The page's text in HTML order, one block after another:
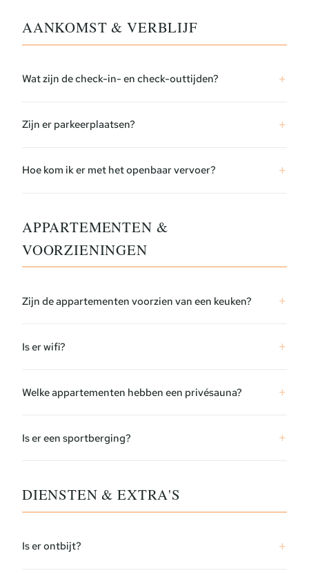
AANKOMST & VERBLIJF
Wat zijn de check-in- en check-outtijden?
Zijn er parkeerplaatsen?
Hoe kom ik er met het openbaar vervoer?
APPARTEMENTEN &
VOORZIENINGEN
Zijn de appartementen voorzien van een keuken?
Is er wifi?
Welke appartementen hebben een privésauna?
Is er een sportberging?
DIENSTEN & EXTRA'S
Is er ontbijt?